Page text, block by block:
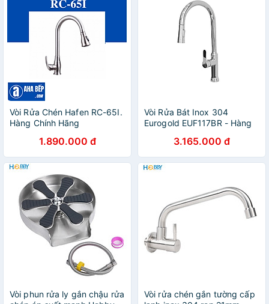
Vòi Rửa Chén Hafen RC-65I.
Hàng Chính Hãng
1.890.000 đ
Vòi Rửa Bát Inox 304
Eurogold EUF117BR - Hàng
3.165.000 đ
Vòi phun rửa ly gắn chậu rửa
Vòi rửa chén gắn tường cấp